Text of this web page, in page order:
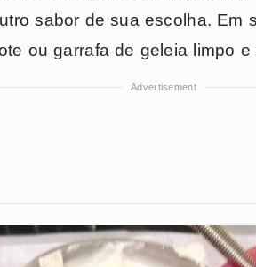
sabor de sua escolha. Em
ou garrafa de geleia limpo e